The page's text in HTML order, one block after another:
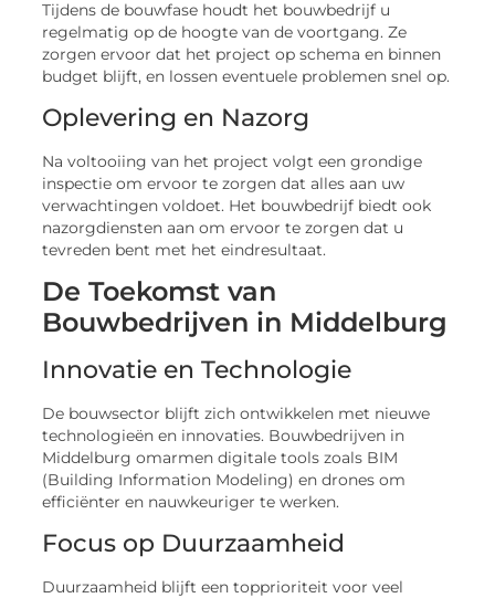
Tijdens de bouwfase houdt het bouwbedrijf u
regelmatig op de hoogte van de voortgang. Ze
zorgen ervoor dat het project op schema en binnen
budget blijft, en lossen eventuele problemen snel op.
Oplevering en Nazorg
Na voltooiing van het project volgt een grondige
inspectie om ervoor te zorgen dat alles aan uw
verwachtingen voldoet. Het bouwbedrijf biedt ook
nazorgdiensten aan om ervoor te zorgen dat u
tevreden bent met het eindresultaat.
De Toekomst van
Bouwbedrijven in Middelburg
Innovatie en Technologie
De bouwsector blijft zich ontwikkelen met nieuwe
technologieën en innovaties. Bouwbedrijven in
Middelburg omarmen digitale tools zoals BIM
(Building Information Modeling) en drones om
efficiënter en nauwkeuriger te werken.
Focus op Duurzaamheid
Duurzaamheid blijft een topprioriteit voor veel